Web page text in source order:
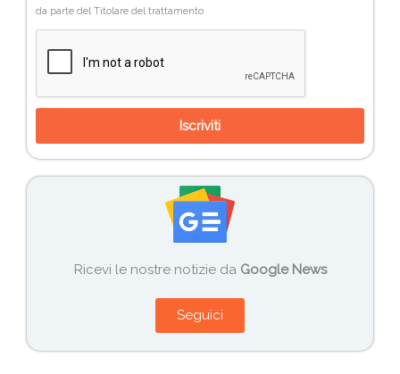
da parte del Titolare del trattamento
Iscriviti
Ricevi le nostre notizie da Google News
Seguici